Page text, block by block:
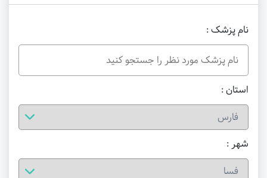
نام پزشک :
استان :
شهر :